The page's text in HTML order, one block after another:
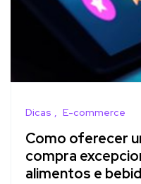
Dicas E-commerce
Como oferecer
compra
alimentos e